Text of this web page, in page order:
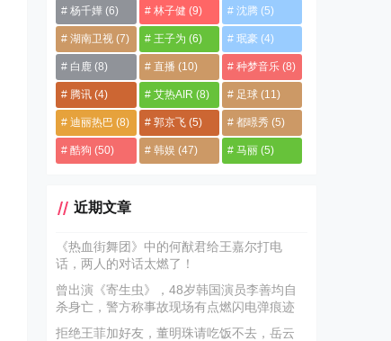
杨千嬅 (6) 林子健 (9) 沈腾(5)
湖南卫视 (7) 王子为 (6) 珉豪(4)
白鹿 (8) 直播(10) 种梦音乐(8)
腾讯 (4) 艾热AIR (8) 足球(11)
迪丽热巴 (8) 郭京飞(5) 都暻秀 (5)
酷狗 (50) 韩娱 (47) 马丽(5)
近期文章
《热血街舞团》中的何猷君给王嘉尔打电
话，两人的对话太燃了！
曾出演《寄生虫》，48岁韩国演员李善均自
杀身亡，警方称事故现场有点燃闪电弹痕迹
拒绝王菲加好友，董明珠请吃饭不去，岳云